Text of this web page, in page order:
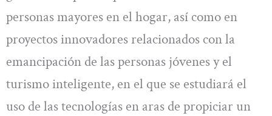
personas mayores en el hogar, así como en
proyectos innovadores relacionados con la
emancipación de las personas jóvenes y el
turismo inteligente, en el que se estudiará el
uso de las tecnologías en aras de propiciar un